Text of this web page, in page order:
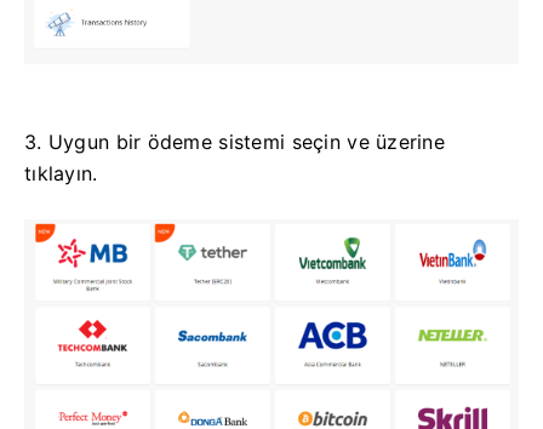
3. Uygun bir ödeme sistemi seçin ve üzerine
tıklayın.